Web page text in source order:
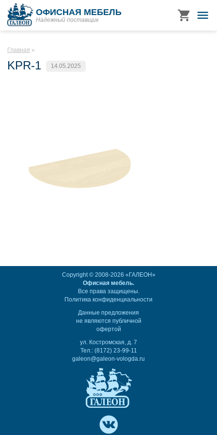
ОФИСНАЯ МЕБЕЛЬ
Надежный поставщик
Главная
KPR-1 14.05.2025
Copyright © 2008-2026 «ГАЛЕОН»
Офисная мебель.
Все права защищены.
Политика конфиденциальности
Данные предложения
не являются публичной
офертой
ул. Костромская, д. 7
Тел.: (8172) 23-99-11
galeon@galeon-vologda.ru